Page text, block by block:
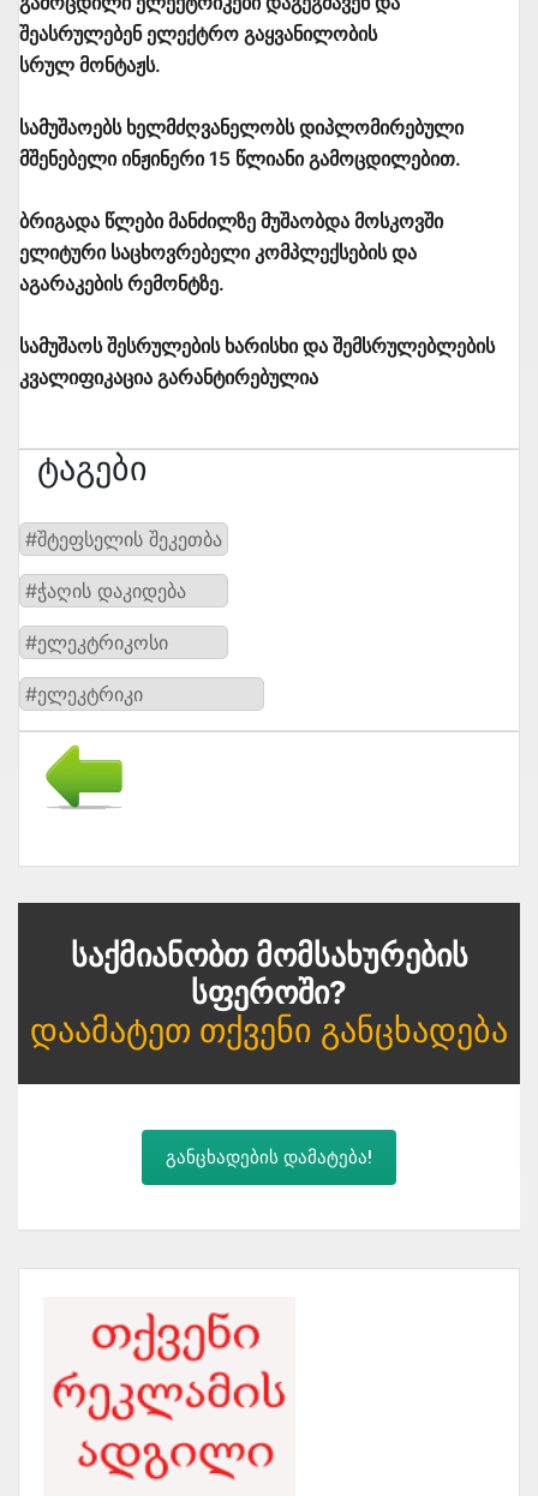
შეასრულებენ ელექტრო გაყვანილობის
სრულ მონტაჟს.
სამუშაოებს ხელმძღვანელობს დიპლომირებული
მშენებელი ინჟინერი 15 წლიანი გამოცდილებით.
ბრიგადა წლები მანძილზე მუშაობდა მოსკოვში
ელიტური საცხოვრებელი კომპლექსების და
აგარაკების რემონტზე.
სამუშაოს შესრულების ხარისხი და შემსრულებლების
კვალიფიკაცია გარანტირებულია
Ტაგები
#შტეფსელის შეკეთბა
#ჭაღის დაკიდება
#ელეკტრიკოსი
#ელეკტრიკი
Საქმიანობთ Მომსახურების
Სფეროში?
Დაამატეთ Თქვენი Განცხადება
განცხადების დამატება!